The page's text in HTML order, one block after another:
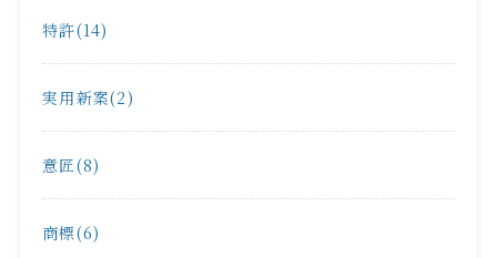
特許(14)
実用新案(2)
意匠(8)
商標(6)